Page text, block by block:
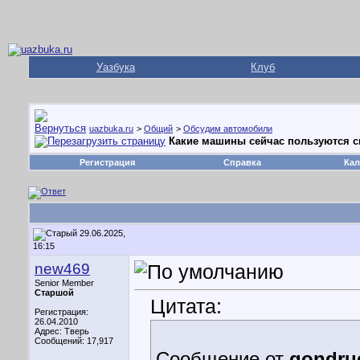
Уазбука Клуб
uazbuka.ru > Общий > Обсудим автомобили
Какие машины сейчас пользуются
Регистрация Справка
29.06.2025,
16:15
new469
Senior Member
Старшой
Регистрация:
26.04.2010
Адрес: Тверь
Сообщений: 17,917
Цитата: